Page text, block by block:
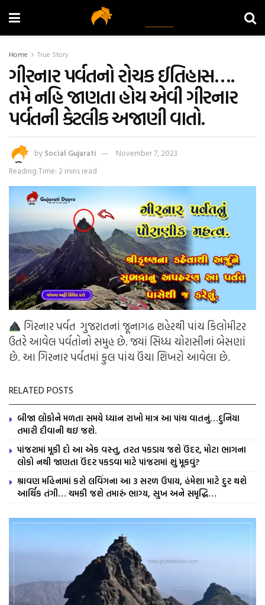
Home True Story
ગીરનાર પર્વતનો રોચક ઈતિહાસ….
તમે નહિ જાણતા હોય એવી ગીરનાર
પર્વતની કેટલીક અજાણી વાતો.
by Social Gujarati
November 7, 2023
Reading Time: 2 mins read
ગિરનાર પર્વત ગુજરાતનાં જૂનાગઢ શહેરથી પાંચ કિલોમીટર
ઉતરે આવેલ પર્વતોનો સમુહ છે. જયાં સિધ્ધ ચોરાસીનાં બેસણાં
છે. આ ગિરનાર પર્વતમાં કુલ પાંચ ઉંચા શિખરો આવેલા છે.
RELATED POSTS
બીજા લોકોને મળતા સમયે ધ્યાન રાખો માત્ર આ પાંચ વાતનું…દુનિયા
તમારી દીવાની થઇ જશે.
પાંજરામાં મૂકી દો આ એક વસ્તુ, તરત પકડાય જશે ઉંદર, મોટા ભાગના
લોકો નથી જાણતા ઉંદર પકડવા માટે પાંજરામાં શું મૂકવું?
શ્રાવણ મહિનામાં કરો લવિંગના આ 3 સરળ ઉપાય, હંમેશા માટે દુર થશે
આર્થિક તંગી… ચમકી જશે તમારું ભાગ્ય, સુખ અને સમૃદ્ધિ…